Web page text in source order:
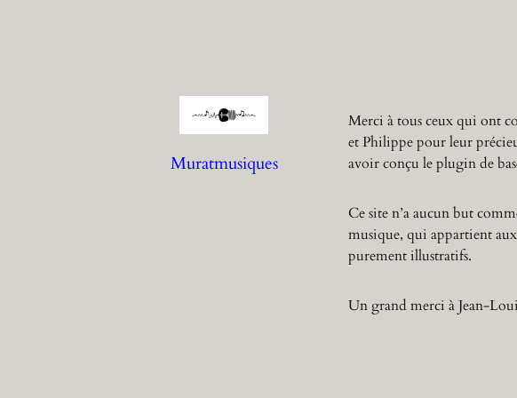
Muratmusiques
Merci à tous ceux qui ont
et Philippe pour leur
avoir conçu le plugin de
Ce site n’a aucun but
musique, qui appartient
purement illustratifs.
Un grand merci à Jean-